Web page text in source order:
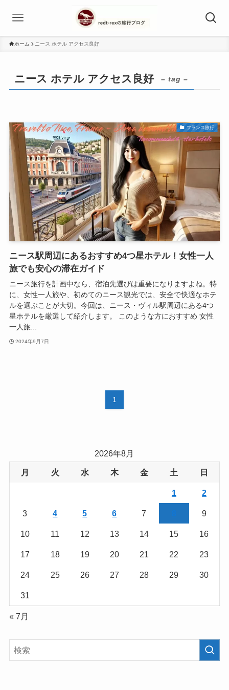
ホーム ニース ホテル アクセス良好
ニース ホテル アクセス良好 – tag –
フランス旅行
ニース駅周辺にあるおすすめ4つ星ホテル！女性一人
旅でも安心の滞在ガイド
ニース旅行を計画中なら、宿泊先選びは重要になりますよね。特
に、女性一人旅や、初めてのニース観光では、安全で快適なホテ
ルを選ぶことが大切。今回は、ニース・ヴィル駅周辺にある4つ
星ホテルを厳選して紹介します。 このような方におすすめ 女性
一人旅...
2024年9月7日
1
2026年8月
月 火 水 木 金 土 日
1 2
3 4 5 6 7 9
10 11 12 13 14 15 16
17 18 19 20 21 22 23
24 25 26 27 28 29 30
31
« 7月